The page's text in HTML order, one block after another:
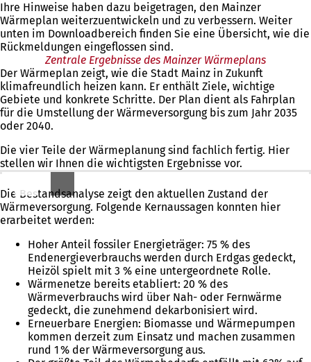
Ihre Hinweise haben dazu beigetragen, den Mainzer
Wärmeplan weiterzuentwickeln und zu verbessern. Weiter
unten im Downloadbereich finden Sie eine Übersicht, wie die
Rückmeldungen eingeflossen sind.
Zentrale Ergebnisse des Mainzer Wärmeplans
Der Wärmeplan zeigt, wie die Stadt Mainz in Zukunft
klimafreundlich heizen kann. Er enthält Ziele, wichtige
Gebiete und konkrete Schritte. Der Plan dient als Fahrplan
für die Umstellung der Wärmeversorgung bis zum Jahr 2035
oder 2040.
Die vier Teile der Wärmeplanung sind fachlich fertig. Hier
stellen wir Ihnen die wichtigsten Ergebnisse vor.
Die Bestandsanalyse zeigt den aktuellen Zustand der
Wärmeversorgung. Folgende Kernaussagen konnten hier
erarbeitet werden:
Hoher Anteil fossiler Energieträger: 75 % des
Endenergieverbrauchs werden durch Erdgas gedeckt,
Heizöl spielt mit 3 % eine untergeordnete Rolle.
Wärmenetze bereits etabliert: 20 % des
Wärmeverbrauchs wird über Nah- oder Fernwärme
gedeckt, die zunehmend dekarbonisiert wird.
Erneuerbare Energien: Biomasse und Wärmepumpen
kommen derzeit zum Einsatz und machen zusammen
rund 1 % der Wärmeversorgung aus.